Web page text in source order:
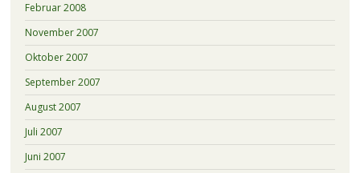
Februar 2008
November 2007
Oktober 2007
September 2007
August 2007
Juli 2007
Juni 2007